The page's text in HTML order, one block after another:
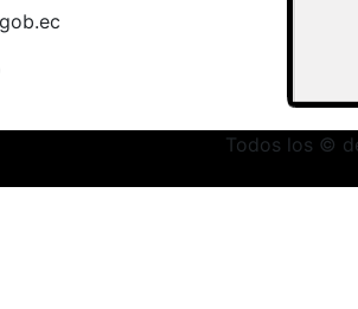
Todos los ©